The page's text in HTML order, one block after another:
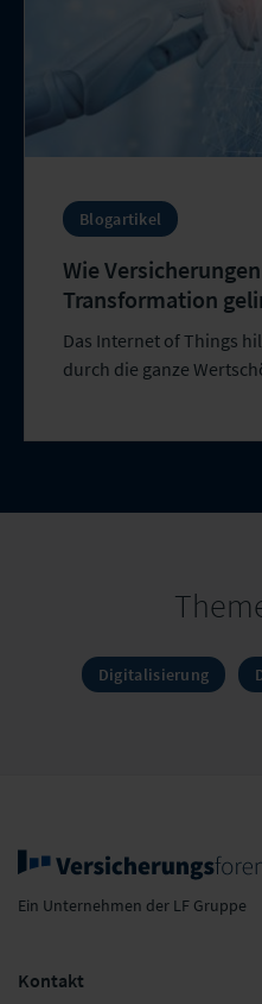
Blogartikel
Wie
Transformation
Das Internet of Things
durch die ganze
Digitalisierung
Ein Unternehmen der LF Gruppe
Kontakt